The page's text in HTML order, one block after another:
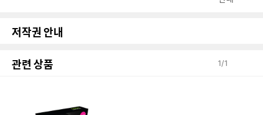
저작권 안내
관련 상품 1/1